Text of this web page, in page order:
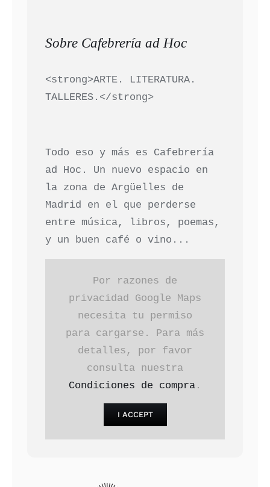
Sobre Cafebrería ad Hoc
<strong>ARTE. LITERATURA.
TALLERES.</strong>
Todo eso y más es Cafebrería
ad Hoc. Un nuevo espacio en
la zona de Argüelles de
Madrid en el que perderse
entre música, libros, poemas,
y un buen café o vino...
Por razones de
privacidad Google Maps
necesita tu permiso
para cargarse. Para más
detalles, por favor
consulta nuestra
Condiciones de compra .
I ACCEPT